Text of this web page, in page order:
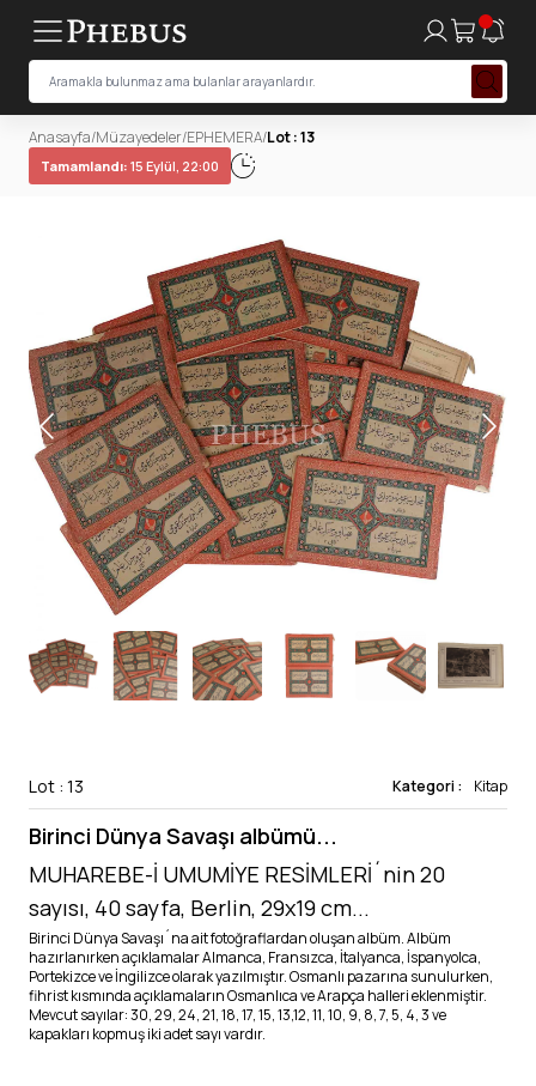
Anasayfa/Müzayedeler/EPHEMERA/Lot : 13
Tamamlandı: 15 Eylül, 22:00
Lot : 13 Kategori : Kitap
Birinci Dünya Savaşı albümü...
MUHAREBE-İ UMUMİYE RESİMLERİ´nin 20
sayısı, 40 sayfa, Berlin, 29x19 cm...
Birinci Dünya Savaşı´na ait fotoğraflardan oluşan albüm. Albüm
hazırlanırken açıklamalar Almanca, Fransızca, İtalyanca, İspanyolca,
Portekizce ve İngilizce olarak yazılmıştır. Osmanlı pazarına sunulurken,
fihrist kısmında açıklamaların Osmanlıca ve Arapça halleri eklenmiştir.
Mevcut sayılar: 30, 29, 24, 21, 18, 17, 15, 13,12, 11, 10, 9, 8, 7, 5, 4, 3 ve
kapakları kopmuş iki adet sayı vardır.